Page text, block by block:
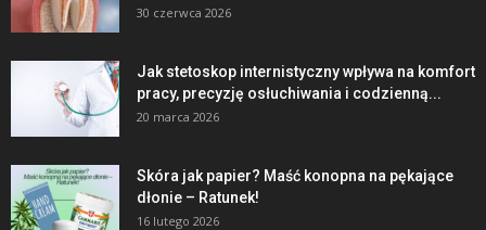
30 czerwca 2026
Jak stetoskop internistyczny wpływa na komfort
pracy, precyzję osłuchiwania i codzienną...
20 marca 2026
Skóra jak papier? Maść konopna na pękające
dłonie – Ratunek!
16 lutego 2026